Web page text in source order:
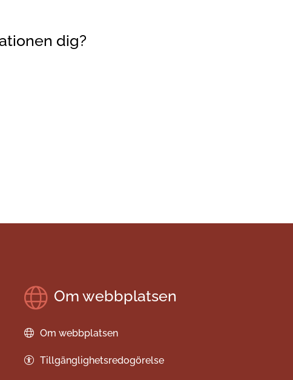
dig?
Om webbplatsen
Om webbplatsen
Tillgänglighetsredogörelse